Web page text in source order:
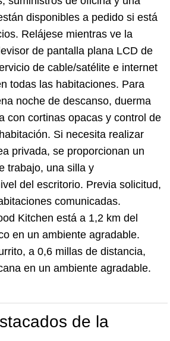
disponibles a pedido si está
Relájese mientras ve la
de pantalla plana LCD de
de cable/satélite e internet
todas las habitaciones. Para
noche de descanso, duerma
con cortinas opacas y control de
Si necesita realizar
privada, se proporcionan un
trabajo, una silla y
del escritorio. Previa solicitud,
comunicadas.
Kitchen está a 1,2 km del
en un ambiente agradable.
a 0,6 millas de distancia,
en un ambiente agradable.
de la